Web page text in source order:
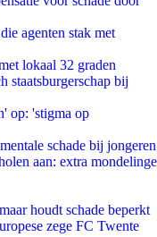
agenten stak met
lokaal 32 graden
staatsburgerschap bij
op: 'stigma op
schade bij jongeren
aan: extra mondelinge
houdt schade beperkt
zege FC Twente